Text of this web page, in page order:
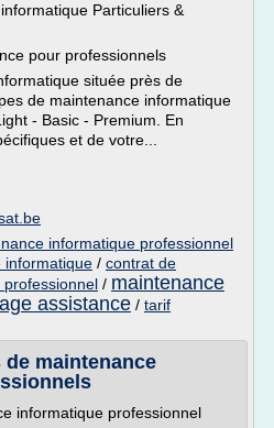
Particuliers &
pour professionnels
située près de
de maintenance informatique
- Basic - Premium. En
et de votre...
informatique professionnel
informatique / contrat de
/ maintenance
assistance / tarif
maintenance
informatique professionnel